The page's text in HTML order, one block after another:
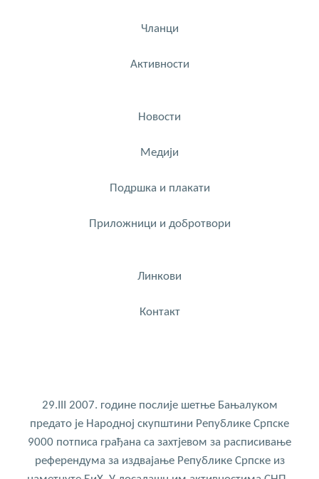
Чланци
Активности
Новости
Медији
Подршка и плакати
Приложници и добротвори
Линкови
Контакт
29.III 2007. године послије шетње Бањалуком
предато је Народној скупштини Републике Српске
9000 потписа грађана са захтјевом за расписивање
референдума за издвајање Републике Српске из